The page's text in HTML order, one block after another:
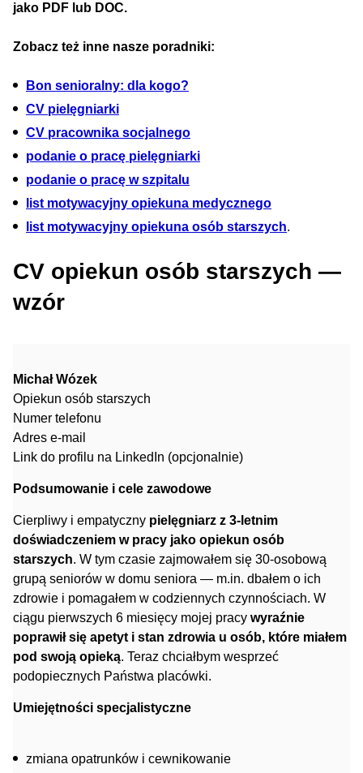
jako PDF lub DOC.
Zobacz też inne nasze poradniki:
Bon senioralny: dla kogo?
CV pielęgniarki
CV pracownika socjalnego
podanie o pracę pielęgniarki
podanie o pracę w szpitalu
list motywacyjny opiekuna medycznego
list motywacyjny opiekuna osób starszych.
CV opiekun osób starszych —
wzór
Michał Wózek
Opiekun osób starszych
Numer telefonu
Adres e-mail
Link do profilu na LinkedIn (opcjonalnie)
Podsumowanie i cele zawodowe
Cierpliwy i empatyczny pielęgniarz z 3-letnim
doświadczeniem w pracy jako opiekun osób
starszych. W tym czasie zajmowałem się 30-osobową
grupą seniorów w domu seniora — m.in. dbałem o ich
zdrowie i pomagałem w codziennych czynnościach. W
ciągu pierwszych 6 miesięcy mojej pracy wyraźnie
poprawił się apetyt i stan zdrowia u osób, które miałem
pod swoją opieką. Teraz chciałbym wesprzeć
podopiecznych Państwa placówki.
Umiejętności specjalistyczne
zmiana opatrunków i cewnikowanie